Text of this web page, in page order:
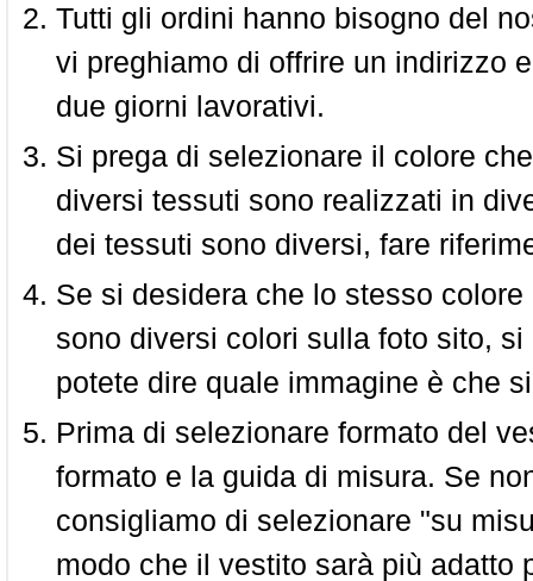
Tutti gli ordini hanno bisogno del
vi preghiamo di offrire un indirizzo
due giorni lavorativi.
Si prega di selezionare il colore
diversi tessuti sono realizzati in
dei tessuti sono diversi, fare
Se si desidera che lo stesso
sono diversi colori sulla foto sito,
potete dire quale immagine è che
Prima di selezionare formato del
formato e la guida di misura. Se
consigliamo di selezionare "su
modo che il vestito sarà più adatto